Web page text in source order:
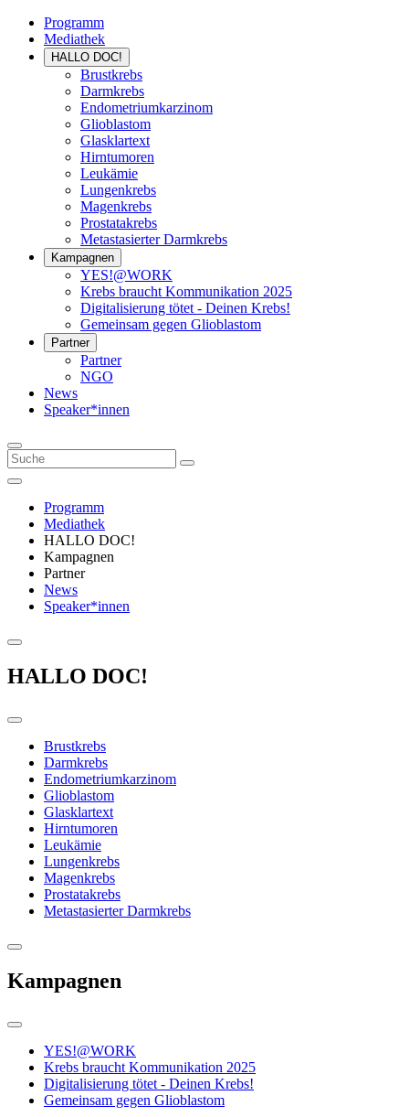
Programm
Mediathek
HALLO DOC!
Brustkrebs
Darmkrebs
Endometriumkarzinom
Glioblastom
Glasklartext
Hirntumoren
Leukämie
Lungenkrebs
Magenkrebs
Prostatakrebs
Metastasierter Darmkrebs
Kampagnen
YES!@WORK
Krebs braucht Kommunikation 2025
Digitalisierung tötet - Deinen Krebs!
Gemeinsam gegen Glioblastom
Partner
Partner
NGO
News
Speaker*innen
Programm
Mediathek
HALLO DOC!
Kampagnen
Partner
News
Speaker*innen
HALLO DOC!
Brustkrebs
Darmkrebs
Endometriumkarzinom
Glioblastom
Glasklartext
Hirntumoren
Leukämie
Lungenkrebs
Magenkrebs
Prostatakrebs
Metastasierter Darmkrebs
Kampagnen
YES!@WORK
Krebs braucht Kommunikation 2025
Digitalisierung tötet - Deinen Krebs!
Gemeinsam gegen Glioblastom